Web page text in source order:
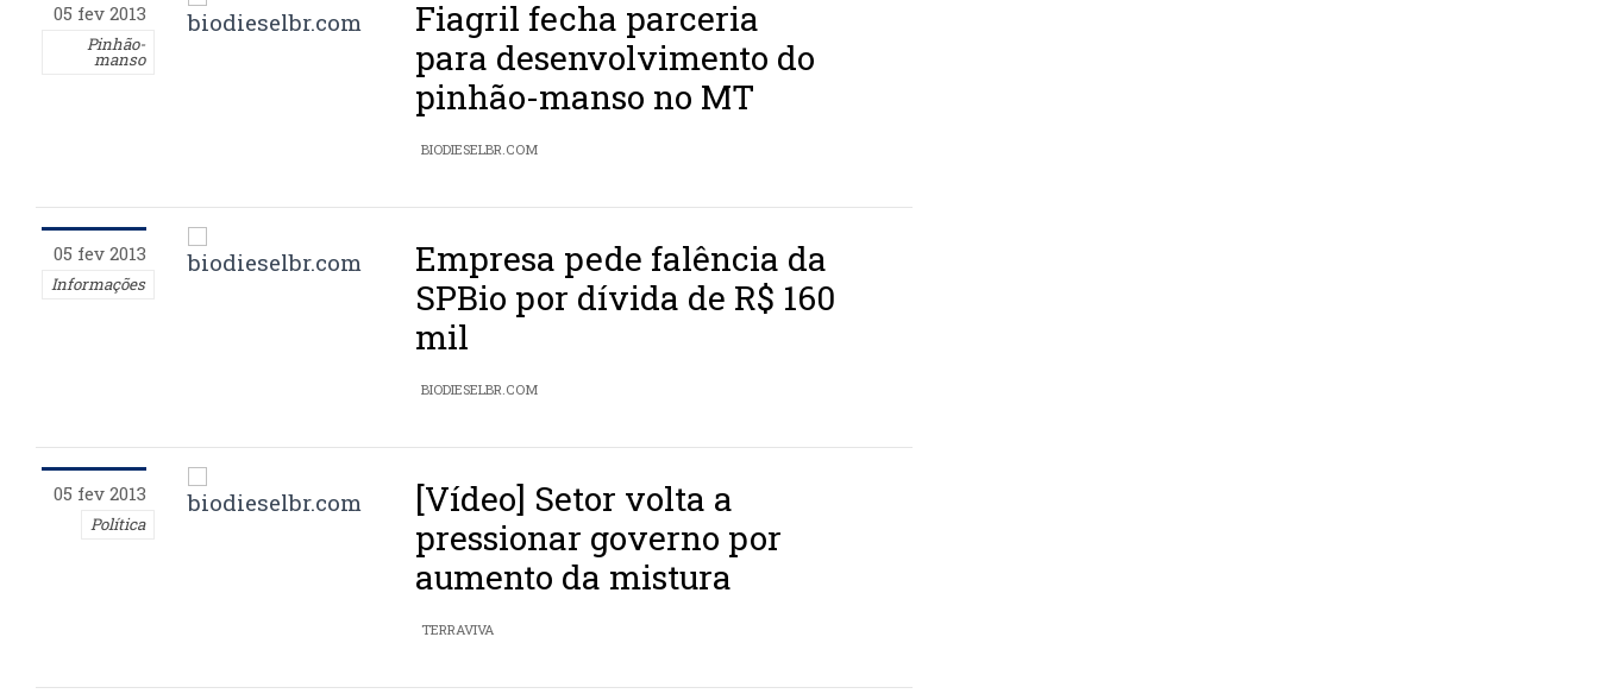
05 fev 2013
Pinhão-
manso
Fiagril fecha parceria
para desenvolvimento do
pinhão-manso no MT
BIODIESELBR.COM
05 fev 2013
Informações
Empresa pede falência da
SPBio por dívida de R$ 160
mil
BIODIESELBR.COM
05 fev 2013
Política
[Vídeo] Setor volta a
pressionar governo por
aumento da mistura
TERRAVIVA